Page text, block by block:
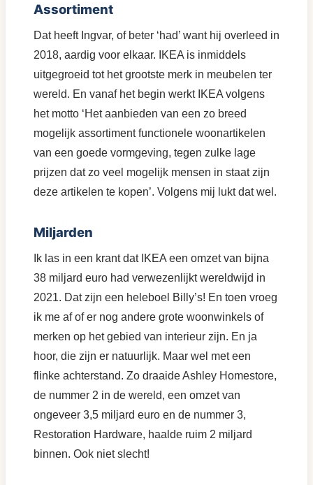
Assortiment
Dat heeft Ingvar, of beter ‘had’ want hij overleed in
2018, aardig voor elkaar. IKEA is inmiddels
uitgegroeid tot het grootste merk in meubelen ter
wereld. En vanaf het begin werkt IKEA volgens
het motto ‘Het aanbieden van een zo breed
mogelijk assortiment functionele woonartikelen
van een goede vormgeving, tegen zulke lage
prijzen dat zo veel mogelijk mensen in staat zijn
deze artikelen te kopen’. Volgens mij lukt dat wel.
Miljarden
Ik las in een krant dat IKEA een omzet van bijna
38 miljard euro had verwezenlijkt wereldwijd in
2021. Dat zijn een heleboel Billy’s! En toen vroeg
ik me af of er nog andere grote woonwinkels of
merken op het gebied van interieur zijn. En ja
hoor, die zijn er natuurlijk. Maar wel met een
flinke achterstand. Zo draaide Ashley Homestore,
de nummer 2 in de wereld, een omzet van
ongeveer 3,5 miljard euro en de nummer 3,
Restoration Hardware, haalde ruim 2 miljard
binnen. Ook niet slecht!